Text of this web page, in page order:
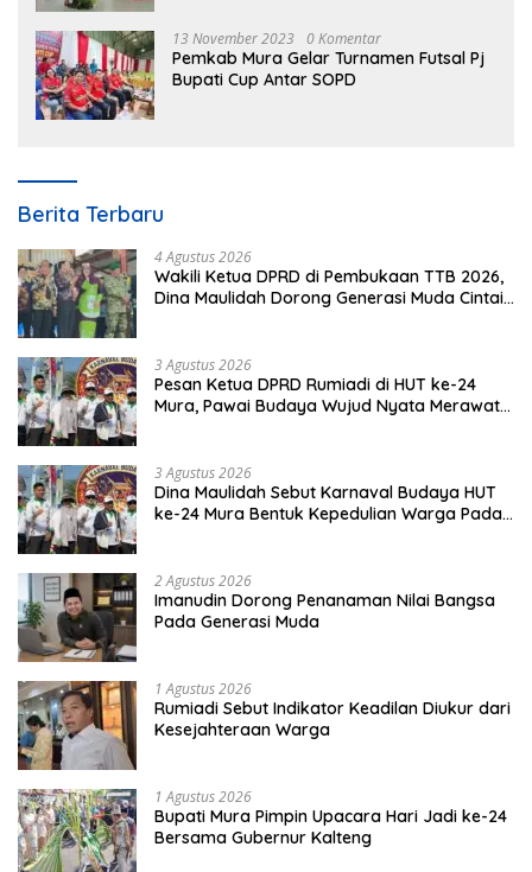
13 November 2023 0 Komentar
Pemkab Mura Gelar Turnamen Futsal Pj
Bupati Cup Antar SOPD
Berita Terbaru
4 Agustus 2026
Wakili Ketua DPRD di Pembukaan TTB 2026,
Dina Maulidah Dorong Generasi Muda Cintai
3 Agustus 2026
Pesan Ketua DPRD Rumiadi di HUT ke-24
Mura, Pawai Budaya Wujud Nyata Merawat
3 Agustus 2026
Dina Maulidah Sebut Karnaval Budaya HUT
ke-24 Mura Bentuk Kepedulian Warga Pada
2 Agustus 2026
Imanudin Dorong Penanaman Nilai Bangsa
Pada Generasi Muda
1 Agustus 2026
Rumiadi Sebut Indikator Keadilan Diukur dari
Kesejahteraan Warga
1 Agustus 2026
Bupati Mura Pimpin Upacara Hari Jadi ke-24
Bersama Gubernur Kalteng